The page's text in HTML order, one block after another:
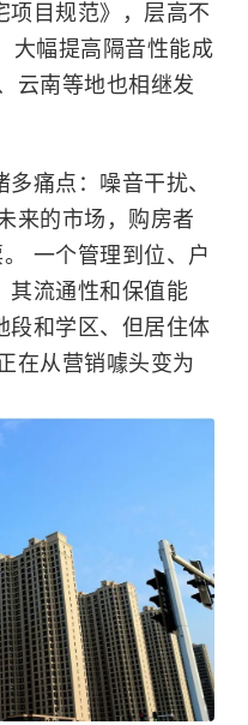
项目规范》，层高不
大幅提高隔音性能成
云南等地也相继发
痛点：噪音干扰、
来的市场，购房者
一个管理到位、户
其流通性和保值能
段和学区、但居住体
在从营销噱头变为